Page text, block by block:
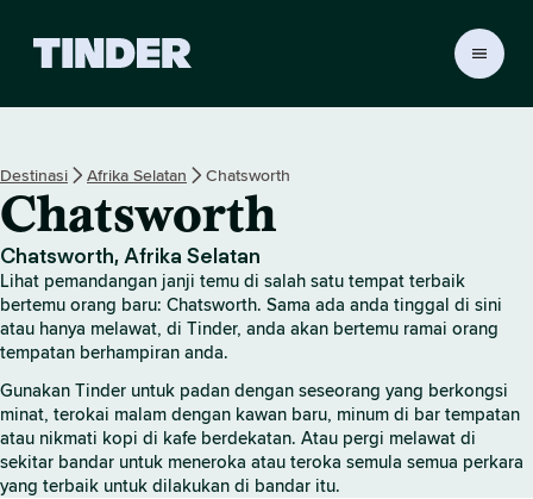
a
n
U
t
a
m
a
T
n
d
e
r
Destinasi Afrika Selatan Chatsworth
Chatsworth
Chatsworth, Afrika Selatan
Lihat pemandangan janji temu di salah satu tempat terbaik
bertemu orang baru: Chatsworth. Sama ada anda tinggal di sini
atau hanya melawat, di Tinder, anda akan bertemu ramai orang
tempatan berhampiran anda.
Gunakan Tinder untuk padan dengan seseorang yang berkongsi
minat, terokai malam dengan kawan baru, minum di bar tempatan
atau nikmati kopi di kafe berdekatan. Atau pergi melawat di
sekitar bandar untuk meneroka atau teroka semula semua perkara
yang terbaik untuk dilakukan di bandar itu.